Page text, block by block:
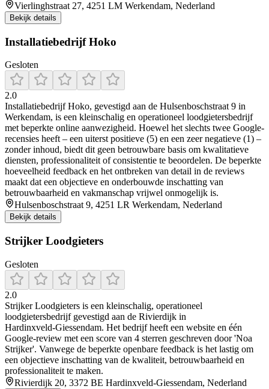
Vierlinghstraat 27, 4251 LM Werkendam, Nederland
Bekijk details
Installatiebedrijf Hoko
Gesloten
2.0
Installatiebedrijf Hoko, gevestigd aan de Hulsenboschstraat 9 in
Werkendam, is een kleinschalig en operationeel loodgietersbedrijf
met beperkte online aanwezigheid. Hoewel het slechts twee Google-
recensies heeft – een uiterst positieve (5) en een zeer negatieve (1) –
zonder inhoud, biedt dit geen betrouwbare basis om kwalitatieve
diensten, professionaliteit of consistentie te beoordelen. De beperkte
hoeveelheid feedback en het ontbreken van detail in de reviews
maakt dat een objectieve en onderbouwde inschatting van
betrouwbaarheid en vakmanschap vrijwel onmogelijk is.
Hulsenboschstraat 9, 4251 LR Werkendam, Nederland
Bekijk details
Strijker Loodgieters
Gesloten
2.0
Strijker Loodgieters is een kleinschalig, operationeel
loodgietersbedrijf gevestigd aan de Rivierdijk in
Hardinxveld‑Giessendam. Het bedrijf heeft een website en één
Google‑review met een score van 4 sterren geschreven door 'Noa
Strijker'. Vanwege de beperkte openbare feedback is het lastig om
een objectieve inschatting van de kwaliteit, betrouwbaarheid en
professionaliteit te maken.
Rivierdijk 20, 3372 BE Hardinxveld-Giessendam, Nederland